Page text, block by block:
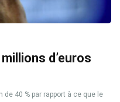
d’euros
40 % par rapport à ce que le